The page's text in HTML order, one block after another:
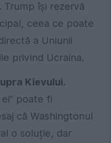
Trump își rezervă
ceea ce poate
a Uniunii
privind Ucraina.
Kievului.
poate fi
că Washingtonul
o soluție, dar